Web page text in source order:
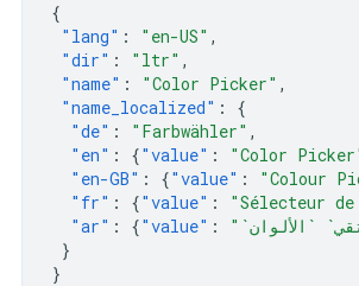
{
"lang" : "en-US" ,
"dir" : "ltr" ,
"name" : "Color Picker" ,
"name_localized" :
{
"de" : "Farbwähler" ,
"en" : {"value" : "Color
"en-GB" : {"value" : "Colour
"fr" : {"value" : "Sélecteur de
"ar" : {"value" :
}
}